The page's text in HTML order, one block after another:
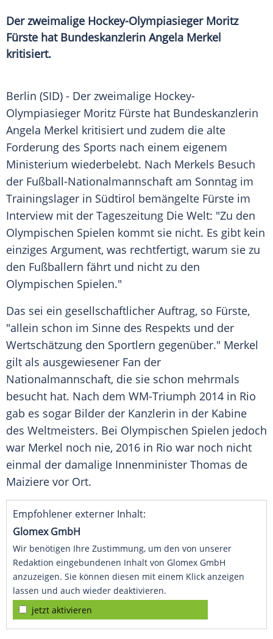
Der zweimalige Hockey-Olympiasieger Moritz
Fürste hat Bundeskanzlerin Angela Merkel
kritisiert.
Berlin (SID) - Der zweimalige Hockey-
Olympiasieger Moritz Fürste hat Bundeskanzlerin
Angela Merkel kritisiert und zudem die alte
Forderung des Sports nach einem eigenem
Ministerium wiederbelebt. Nach Merkels Besuch
der Fußball-Nationalmannschaft am Sonntag im
Trainingslager in Südtirol bemängelte Fürste im
Interview mit der Tageszeitung Die Welt: "Zu den
Olympischen Spielen kommt sie nicht. Es gibt kein
einziges Argument, was rechtfertigt, warum sie zu
den Fußballern fährt und nicht zu den
Olympischen Spielen."
Das sei ein gesellschaftlicher Auftrag, so Fürste,
"allein schon im Sinne des Respekts und der
Wertschätzung den Sportlern gegenüber." Merkel
gilt als ausgewiesener Fan der
Nationalmannschaft, die sie schon mehrmals
besucht hat. Nach dem WM-Triumph 2014 in Rio
gab es sogar Bilder der Kanzlerin in der Kabine
des Weltmeisters. Bei Olympischen Spielen jedoch
war Merkel noch nie, 2016 in Rio war noch nicht
einmal der damalige Innenminister Thomas de
Maiziere vor Ort.
Empfohlener externer Inhalt:
Glomex GmbH
Wir benötigen Ihre Zustimmung, um den von unserer
Redaktion eingebundenen Inhalt von Glomex GmbH
anzuzeigen. Sie können diesen mit einem Klick anzeigen
lassen und auch wieder deaktivieren.
jetzt aktivieren